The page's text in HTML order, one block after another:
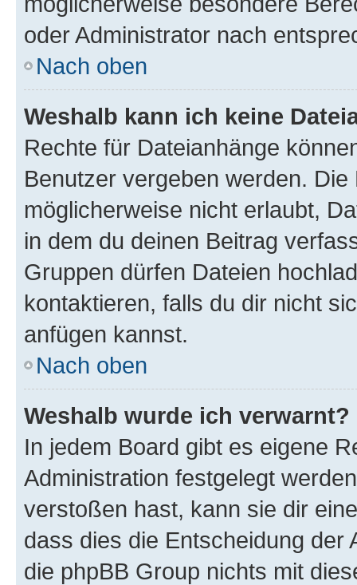
oder Administrator nach
Nach oben
Weshalb kann ich keine
Rechte für Dateianhänge
Benutzer vergeben werden.
möglicherweise nicht erlaubt,
in dem du deinen Beitrag
Gruppen dürfen Dateien
kontaktieren, falls du dir nicht
anfügen kannst.
Nach oben
Weshalb wurde ich verwarnt?
In jedem Board gibt es eigene
Administration festgelegt
verstoßen hast, kann sie dir
dass dies die Entscheidung der
die phpBB Group nichts mit